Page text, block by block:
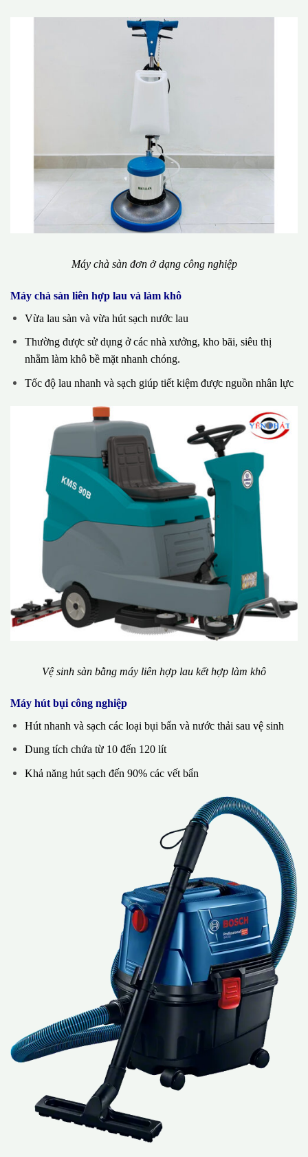
Máy chà sàn đơn ở dạng công nghiệp
Máy chà sàn liên hợp lau và làm khô
Vừa lau sàn và vừa hút sạch nước lau
Thường được sử dụng ở các nhà xưởng, kho bãi, siêu thị
nhằm làm khô bề mặt nhanh chóng.
Tốc độ lau nhanh và sạch giúp tiết kiệm được nguồn nhân lực
Vệ sinh sàn bằng máy liên hợp lau kết hợp làm khô
Máy hút bụi công nghiệp
Hút nhanh và sạch các loại bụi bẩn và nước thải sau vệ sinh
Dung tích chứa từ 10 đến 120 lít
Khả năng hút sạch đến 90% các vết bẩn